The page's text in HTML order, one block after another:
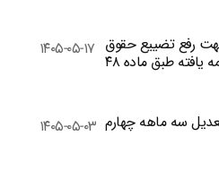
رفع تضییع حقوق
پیمانکاران در پیمان‌های خاتمه یافته طبق ماده ۴۸
۱۴۰۵-۰۵-۱۷
سه ماهه چهارم ۱۴۰۵-۰۵-۰۳